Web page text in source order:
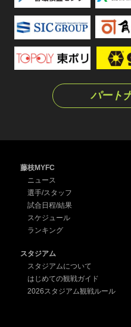
パート
藤枝MYFC
ニュース
選手/スタッフ
試合日程/結果
スケジュール
ランキング
スタジアム
スタジアムについて
はじめての観戦ガイド
2026スタジアム観戦ルール